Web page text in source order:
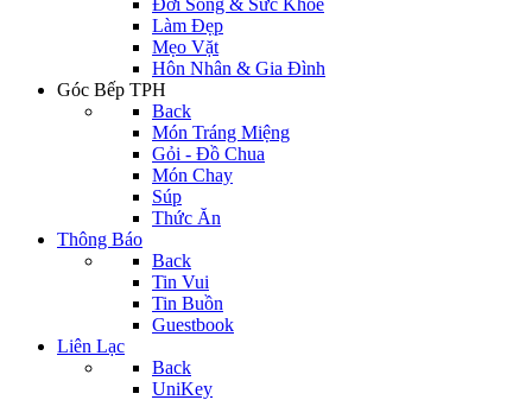
Đời Sống & Sức Khỏe
Làm Đẹp
Mẹo Vặt
Hôn Nhân & Gia Đình
Góc Bếp TPH
Back
Món Tráng Miệng
Gỏi - Đồ Chua
Món Chay
Súp
Thức Ăn
Thông Báo
Back
Tin Vui
Tin Buồn
Guestbook
Liên Lạc
Back
UniKey